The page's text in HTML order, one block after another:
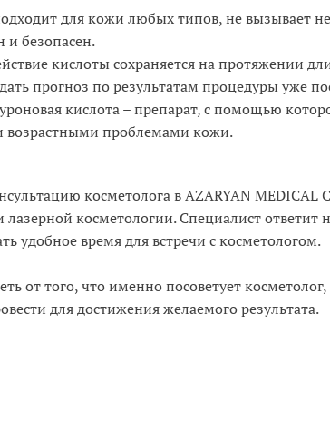
для кожи любых типов, не вызывает
и безопасен.
кислоты сохраняется на протяжении
прогноз по результатам процедуры уже
кислота – препарат, с помощью
возрастными проблемами кожи.
косметолога в AZARYAN MEDICAL
лазерной косметологии. Специалист ответит
удобное время для встречи с косметологом.
от того, что именно посоветует
для достижения желаемого результата.